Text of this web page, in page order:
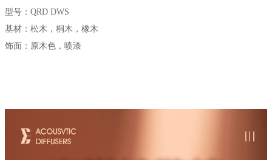
型号：QRD DWS
基材：松木，桐木，橡木
饰面：原木色，喷漆